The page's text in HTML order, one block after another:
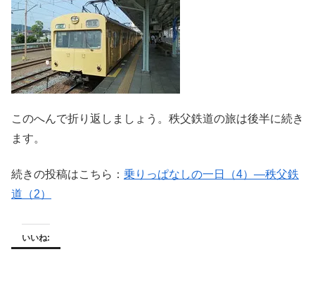
このへんで折り返しましょう。秩父鉄道の旅は後半に続き
ます。
続きの投稿はこちら： 乗りっぱなしの一日（4）―秩父鉄
道（2）
いいね: